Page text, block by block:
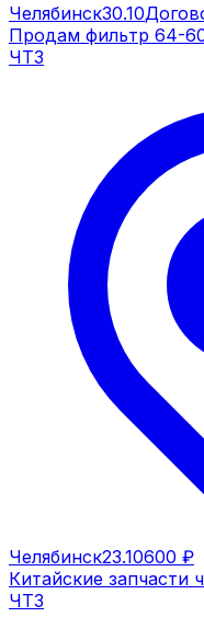
Челябинск30.10
Продам фильтр 64-
ЧТЗ
Челябинск23.10600 ₽
Китайские запчасти
ЧТЗ